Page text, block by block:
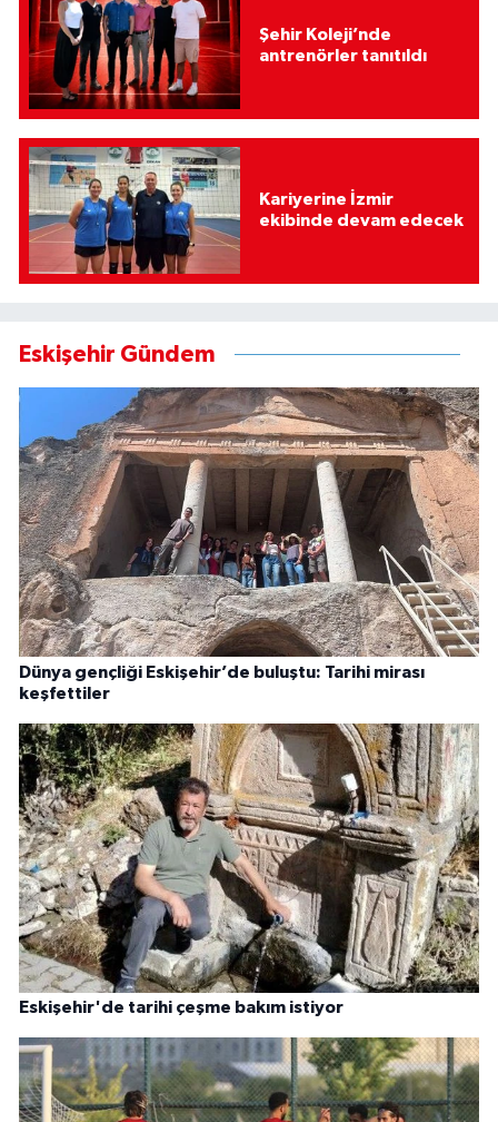
Şehir Koleji’nde
antrenörler tanıtıldı
Kariyerine İzmir
ekibinde devam edecek
Eskişehir Gündem
Dünya gençliği Eskişehir’de buluştu: Tarihi mirası
keşfettiler
Eskişehir'de tarihi çeşme bakım istiyor